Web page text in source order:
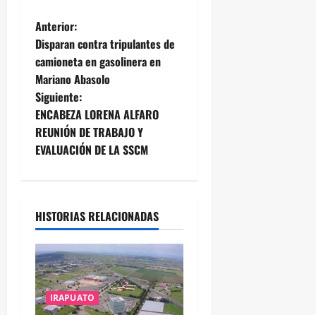
N
a
v
e
g
c
i
ó
n
Anterior:
Disparan contra tripulantes de
camioneta en gasolinera en
Mariano Abasolo
Siguiente:
ENCABEZA LORENA ALFARO
REUNIÓN DE TRABAJO Y
EVALUACIÓN DE LA SSCM
HISTORIAS RELACIONADAS
IRAPUATO